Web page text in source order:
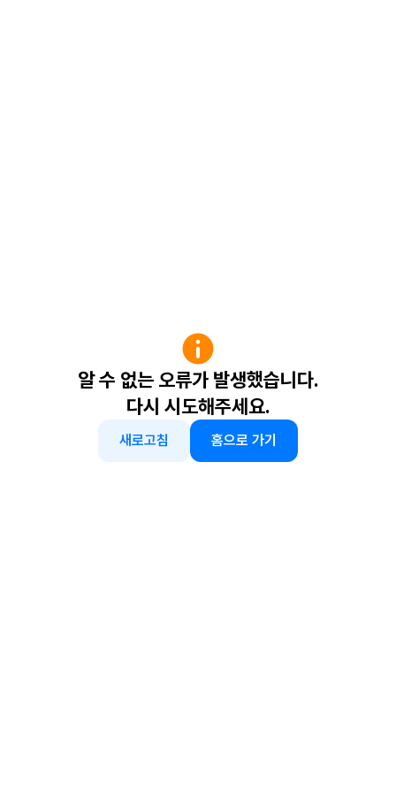
알 수 없는 오류가 발생했습니다.
다시 시도해주세요.
새로고침 홈으로 가기